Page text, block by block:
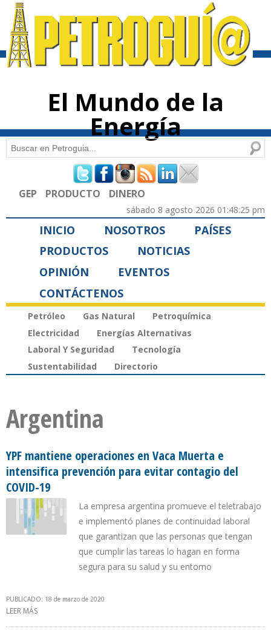
contenido
El Mundo de la
Energía
Formulario de búsqueda
Buscar
GEP PRODUCTO DINERO
sábado 8 agosto 2026 01:48:25 pm
INICIO NOSOTROS
PAÍSES
PRODUCTOS
NOTICIAS
OPINIÓN
EVENTOS
CONTÁCTENOS
Petróleo Gas Natural
Petroquímica
Electricidad
Energías Alternativas
Laboral Y Seguridad
Tecnología
Sustentabilidad
Directorio
Argentina
YPF mantiene operaciones en Vaca Muerta e
intensifica prevención para evitar contagio del
COVID-19
La empresa argentina promueve el teletrabajo
e implementó planes de continuidad laboral
que garantizan que las personas que tengan
que cumplir las tareas lo hagan en forma
segura para su salud y su entorno
PUBLICADO: 18 de marzo de 2020
LEER MÁS